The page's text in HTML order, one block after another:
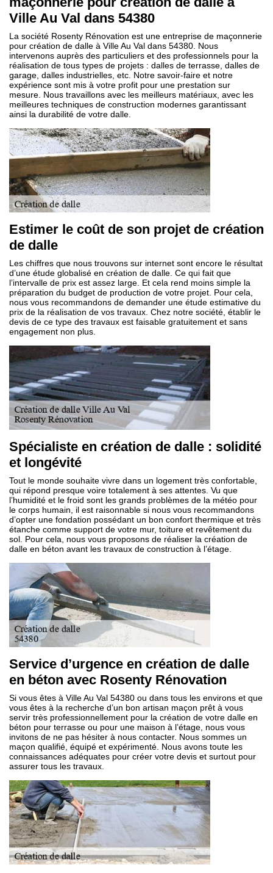
Ville Au Val dans 54380
La société Rosenty Rénovation est une entreprise de maçonnerie
pour création de dalle à Ville Au Val dans 54380. Nous
intervenons auprès des particuliers et des professionnels pour la
réalisation de tous types de projets : dalles de terrasse, dalles de
garage, dalles industrielles, etc. Notre savoir-faire et notre
expérience sont mis à votre profit pour une prestation sur
mesure. Nous travaillons avec les meilleurs matériaux, avec les
meilleures techniques de construction modernes garantissant
ainsi la durabilité de votre dalle.
Estimer le coût de son projet de création
de dalle
Les chiffres que nous trouvons sur internet sont encore le résultat
d’une étude globalisé en création de dalle. Ce qui fait que
l’intervalle de prix est assez large. Et cela rend moins simple la
préparation du budget de production de votre projet. Pour cela,
nous vous recommandons de demander une étude estimative du
prix de la réalisation de vos travaux. Chez notre société, établir le
devis de ce type des travaux est faisable gratuitement et sans
engagement non plus.
Spécialiste en création de dalle : solidité
et longévité
Tout le monde souhaite vivre dans un logement très confortable,
qui répond presque voire totalement à ses attentes. Vu que
l’humidité et le froid sont les grands problèmes de la météo pour
le corps humain, il est raisonnable si nous vous recommandons
d’opter une fondation possédant un bon confort thermique et très
étanche comme support de votre mur, toiture et revêtement du
sol. Pour cela, nous vous proposons de réaliser la création de
dalle en béton avant les travaux de construction à l’étage.
Service d’urgence en création de dalle
en béton avec Rosenty Rénovation
Si vous êtes à Ville Au Val 54380 ou dans tous les environs et que
vous êtes à la recherche d’un bon artisan maçon prêt à vous
servir très professionnellement pour la création de votre dalle en
béton pour terrasse ou pour une maison à l’étage, nous vous
invitons de ne pas hésiter à nous contacter. Nous sommes un
maçon qualifié, équipé et expérimenté. Nous avons toute les
connaissances adéquates pour créer votre devis et surtout pour
assurer tous les travaux.